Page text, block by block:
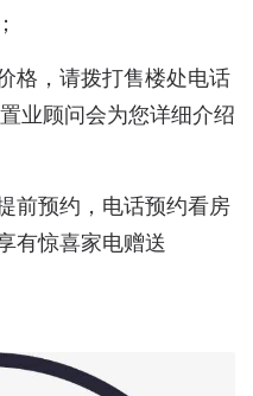
格，请拨打售楼处电话
业顾问会为您详细介绍
前预约，电话预约看房
有惊喜家电赠送